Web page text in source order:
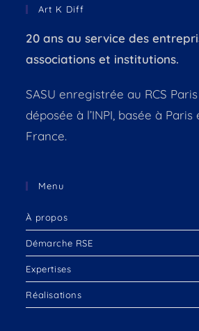
Art K Diff
20 ans au service des
associations et institutions.
SASU enregistrée au RCS
déposée à l’INPI, basée à
France.
Menu
À propos
Démarche RSE
Expertises
Réalisations